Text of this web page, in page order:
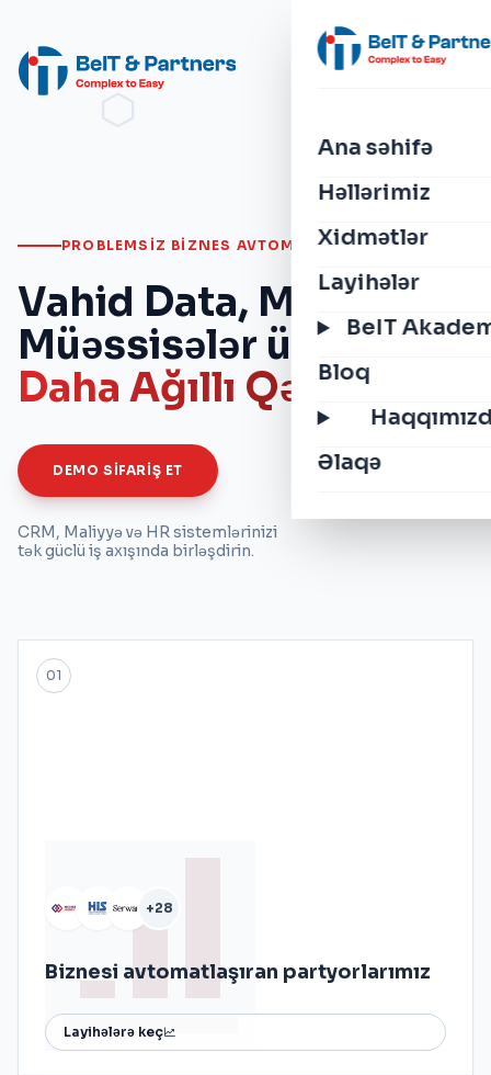
Ana səhifə
Həllərimiz
Xidmətlər
Layihələr
BeIT
Bloq
Əlaqə
PROBLEMSIZ BIZNES AVTOMATLAŞDIRILMASI
Vahid Data, Müasir
Müəssisələr üçün
Daha Ağıllı Qərarlar
DEMO SIFARIŞ ET
CRM, Maliyyə və HR sistemlərinizi
tək güclü iş axışında birləşdirin.
01
+28
Biznesi avtomatlaşıran partyorlarımız
Layihələrə keç